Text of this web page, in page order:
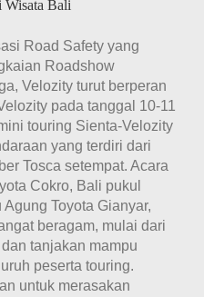
Bali
Road Safety yang
Roadshow
Velozity turut berperan
pada tanggal 10-11
touring Sienta-Velozity
yang terdiri dari
Tosca setempat. Acara
Cokro, Bali pukul
Toyota Gianyar,
beragam, mulai dari
tanjakan mampu
peserta touring.
untuk merasakan